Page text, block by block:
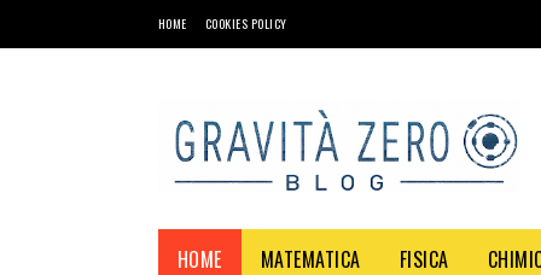
HOME COOKIES POLICY
HOME MATEMATICA FISICA